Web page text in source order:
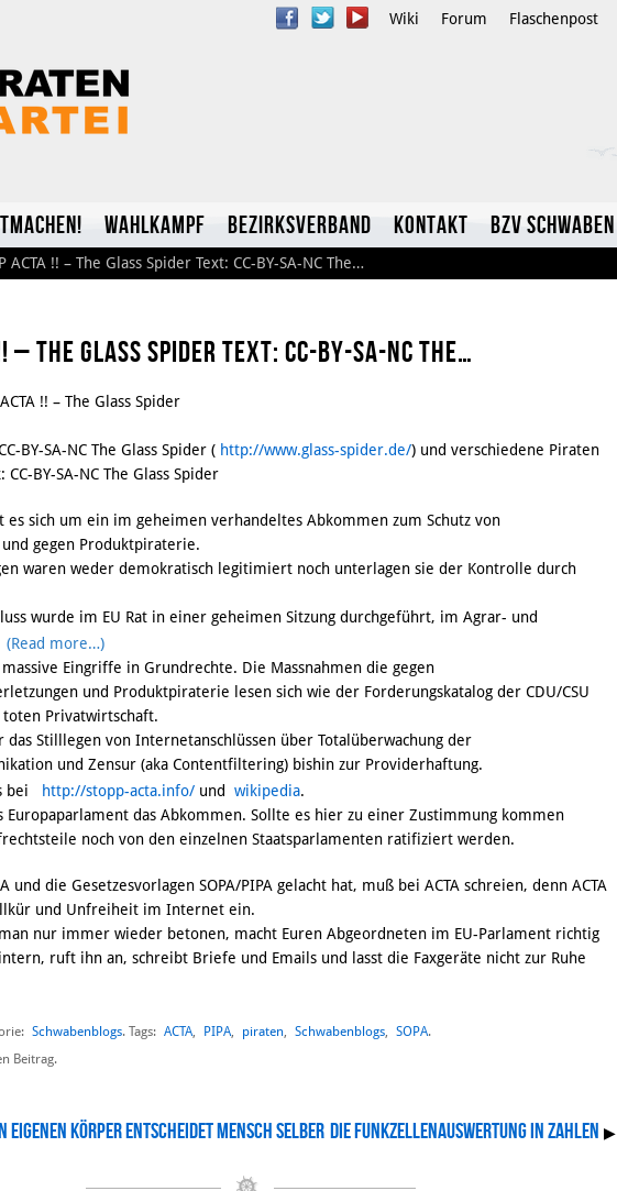
Wiki Forum Flaschenpost
Wahlkampf Bezirksverband Kontakt BzV Schwaben
ACTA !! – The Glass Spider Text: CC-BY-SA-NC The…
!! – The Glass Spider Text: CC-BY-SA-NC The…
!! – The Glass Spider
BY-SA-NC The Glass Spider ( http://www.glass-spider.de/) und verschiedene Piraten
CC-BY-SA-NC The Glass Spider
es sich um ein im geheimen verhandeltes Abkommen zum Schutz von
gegen Produktpiraterie.
waren weder demokratisch legitimiert noch unterlagen sie der Kontrolle durch
wurde im EU Rat in einer geheimen Sitzung durchgeführt, im Agrar- und
(Read more…)
massive Eingriffe in Grundrechte. Die Massnahmen die gegen
und Produktpiraterie lesen sich wie der Forderungskatalog der CDU/CSU
Privatwirtschaft.
das Stilllegen von Internetanschlüssen über Totalüberwachung der
und Zensur (aka Contentfiltering) bishin zur Providerhaftung.
bei
http://stopp-acta.info/ und wikipedia.
Europaparlament das Abkommen. Sollte es hier zu einer Zustimmung kommen
noch von den einzelnen Staatsparlamenten ratifiziert werden.
und die Gesetzesvorlagen SOPA/PIPA gelacht hat, muß bei ACTA schreien, denn ACTA
und Unfreiheit im Internet ein.
nur immer wieder betonen, macht Euren Abgeordneten im EU-Parlament richtig
ruft ihn an, schreibt Briefe und Emails und lasst die Faxgeräte nicht zur Ruhe
Schwabenblogs. Tags: ACTA, PIPA, piraten, Schwabenblogs, SOPA.
Beitrag.
eigenen Körper entscheidet Mensch selber Die Funkzellenauswertung in Zahlen ▶